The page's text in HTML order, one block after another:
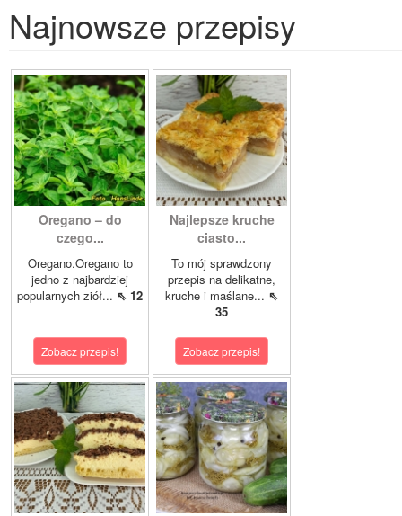
Najnowsze przepisy
Oregano – do
czego...
Oregano.Oregano to
jedno z najbardziej
popularnych ziół... ⇖ 12
Zobacz przepis!
Najlepsze kruche
ciasto...
To mój sprawdzony
przepis na delikatne,
kruche i maślane... ⇖
35
Zobacz przepis!